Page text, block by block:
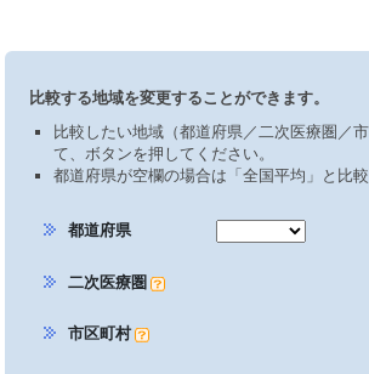
比較する地域を変更することができます。
比較したい地域（都道府県／二次医療圏／
て、ボタンを押してください。
都道府県が空欄の場合は「全国平均」と比較
都道府県
二次医療圏
市区町村